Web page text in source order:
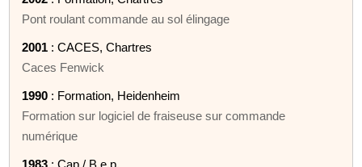
Pont roulant commande au sol élingage
2001 : CACES, Chartres
Caces Fenwick
1990 : Formation, Heidenheim
Formation sur logiciel de fraiseuse sur commande
numérique
1983 : Cap / B.e.p.